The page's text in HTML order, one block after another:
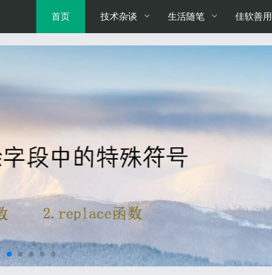
首页 技术杂谈 生活随笔 佳软善用